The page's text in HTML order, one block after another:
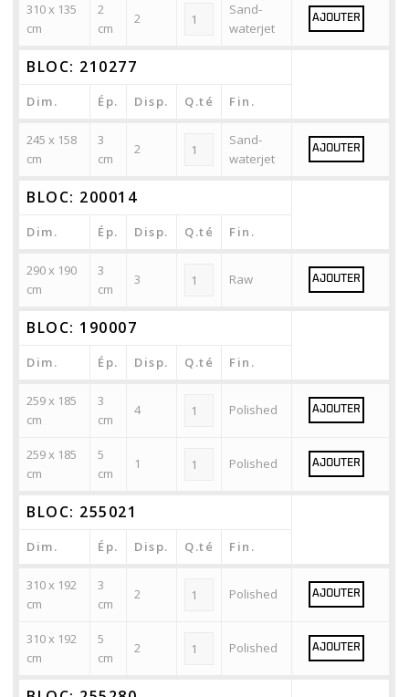
310 x 135
cm
2
cm
2
Sand-
waterjet
AJOUTER
BLOC: 210277
Dim. Ép. Disp. Q.té Fin.
245 x 158
cm
3
cm
2
Sand-
waterjet
AJOUTER
BLOC: 200014
Dim. Ép. Disp. Q.té Fin.
290 x 190
cm
3
cm
3 Raw AJOUTER
BLOC: 190007
Dim. Ép. Disp. Q.té Fin.
259 x 185
cm
3
cm
4 Polished AJOUTER
259 x 185
cm
5
cm
1 Polished AJOUTER
BLOC: 255021
Dim. Ép. Disp. Q.té Fin.
310 x 192
cm
3
cm
2 Polished AJOUTER
310 x 192
cm
5
cm
2 Polished AJOUTER